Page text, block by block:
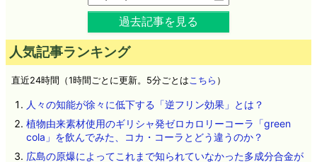
過去記事を見る
人気記事ランキング
直近24時間（1時間ごとに更新。5分ごとは こちら ）
人々の知能が徐々に低下する「逆フリン効果」とは？
植物由来素材使用のギリシャ発ゼロカロリーコーラ「green
cola」を飲んでみた、コカ・コーラとどう違うのか？
広島の原爆によってこれまで知られていなかった多成分合金が